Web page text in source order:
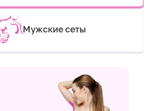
Мужские сеты